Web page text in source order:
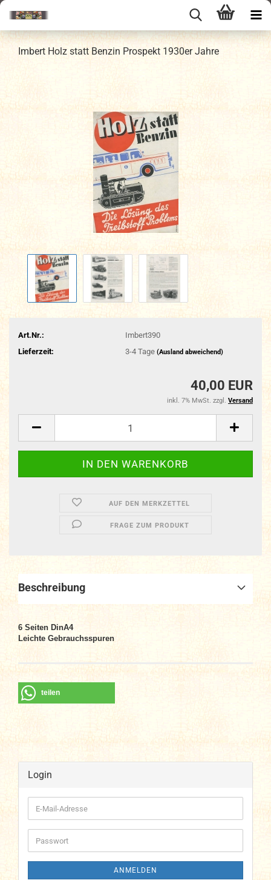
Imbert Holz statt Benzin Prospekt 1930er Jahre
Art.Nr.:
Imbert390
Lieferzeit:
3-4 Tage (Ausland abweichend)
40,00 EUR
inkl. 7% MwSt. zzgl. Versand
AUF DEN MERKZETTEL
FRAGE ZUM PRODUKT
Beschreibung
6 Seiten DinA4
Leichte Gebrauchsspuren
teilen
Login
E-
Mail-
Adresse
Passwort
ANMELDEN